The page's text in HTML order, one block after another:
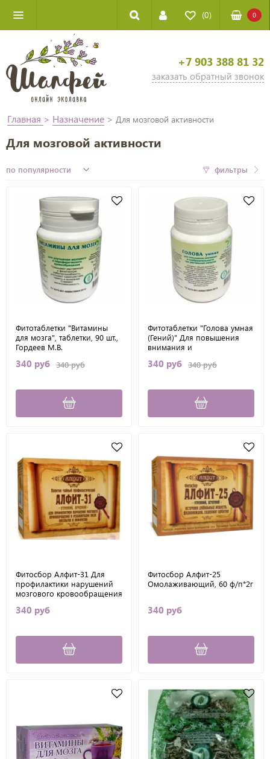
(0) 0
+7 903 388 81 32
заказать обратный звонок
Главная > Назначение > Для мозговой активности
Для мозговой активности
фильтры
Фитотаблетки "Витамины
для мозга", таблетки, 90 шт.,
Гордеев М.В.
340 руб 340 руб
Фитотаблетки "Голова умная
(Гений)" Для повышения
внимания и
умственной перегрузке,
340 руб 340 руб
Фитосбор Алфит-31 Для
профилактики нарушений
мозгового кровообращения
инсультов и инфарктов, 60
340 руб
Фитосбор Алфит-25
Омолаживающий, 60 ф/п*2г
340 руб